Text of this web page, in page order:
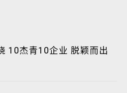
10杰青10企业 脱颖而出